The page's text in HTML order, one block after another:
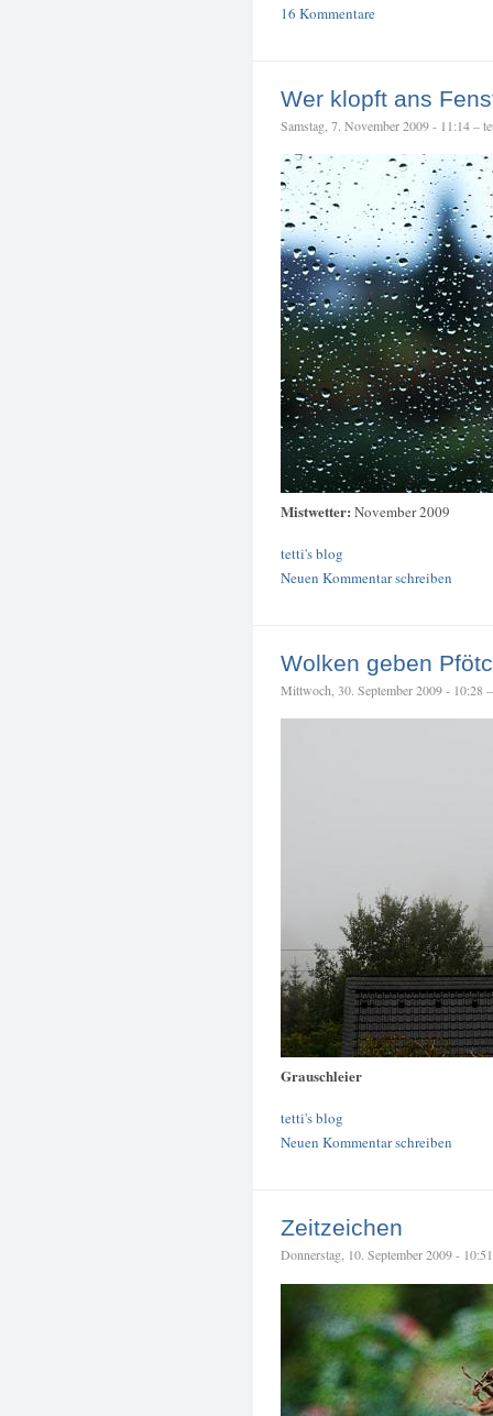
16 Kommentare
Wer klopft ans
Samstag, 7. November 2009 - 11:14 –
Mistwetter: November 2009
tetti's blog
Neuen Kommentar schreiben
Wolken geben
Mittwoch, 30. September 2009 - 10:28
Grauschleier
tetti's blog
Neuen Kommentar schreiben
Zeitzeichen
Donnerstag, 10. September 2009 -